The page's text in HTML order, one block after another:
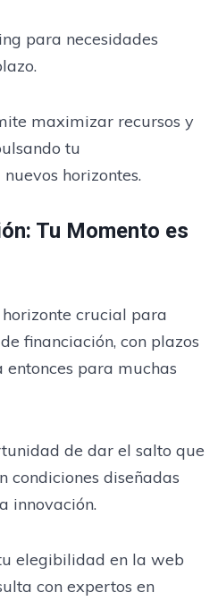
para necesidades
maximizar recursos y
tu
horizontes.
Tu Momento es
crucial para
financiación, con plazos
entonces para muchas
de dar el salto que
condiciones diseñadas
innovación.
elegibilidad en la web
con expertos en